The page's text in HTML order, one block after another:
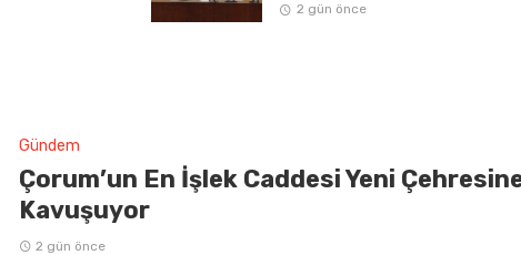
2 gün önce
Gündem
Çorum’un En İşlek Caddesi Yeni
Kavuşuyor
2 gün önce